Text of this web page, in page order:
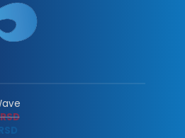
RSD